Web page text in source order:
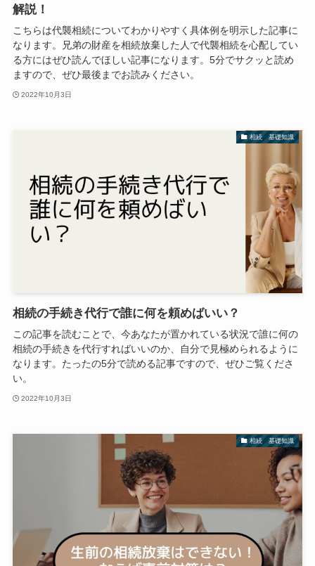
解説！
こちらは代襲相続についてわかりやすく具体例を明示した記事に
なります。兄弟の財産を相続放棄した人で代襲相続を心配してい
る方にはぜひ読んでほしい記事になります。5分でサクッと読め
ますので、ぜひ最後までお読みください。
2022年10月3日
相続 基礎知識
相続の手続き代行で誰に何を頼めばいい？
この記事を読むことで、今あなたが置かれている状況で誰に何の
相続の手続きを代行すればいいのか、自分で見極められるように
なります。たったの5分で読める記事ですので、ぜひご覧くださ
い。
2022年10月3日
相続 基礎知識